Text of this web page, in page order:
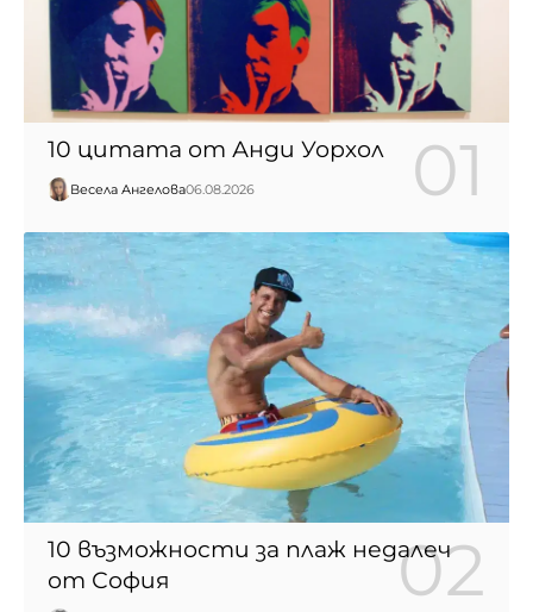
10 цитата от Анди Уорхол
Весела Ангелова06.08.2026
10 възможности за плаж недалеч
от София